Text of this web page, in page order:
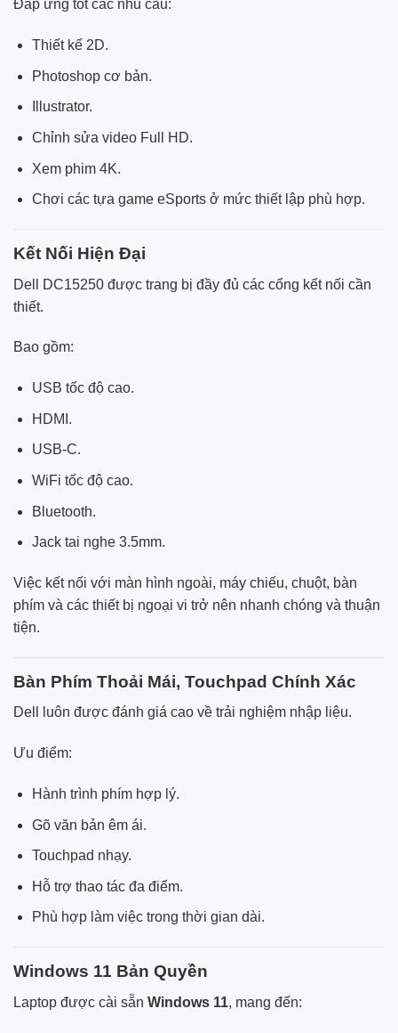
Đáp ứng tốt các nhu cầu:
Thiết kế 2D.
Photoshop cơ bản.
Illustrator.
Chỉnh sửa video Full HD.
Xem phim 4K.
Chơi các tựa game eSports ở mức thiết lập phù hợp.
Kết Nối Hiện Đại
Dell DC15250 được trang bị đầy đủ các cổng kết nối cần
thiết.
Bao gồm:
USB tốc độ cao.
HDMI.
USB-C.
WiFi tốc độ cao.
Bluetooth.
Jack tai nghe 3.5mm.
Việc kết nối với màn hình ngoài, máy chiếu, chuột, bàn
phím và các thiết bị ngoại vi trở nên nhanh chóng và thuận
tiện.
Bàn Phím Thoải Mái, Touchpad Chính Xác
Dell luôn được đánh giá cao về trải nghiệm nhập liệu.
Ưu điểm:
Hành trình phím hợp lý.
Gõ văn bản êm ái.
Touchpad nhạy.
Hỗ trợ thao tác đa điểm.
Phù hợp làm việc trong thời gian dài.
Windows 11 Bản Quyền
Laptop được cài sẵn Windows 11, mang đến: